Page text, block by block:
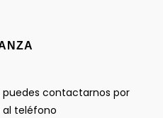
puedes contactarnos por
teléfono